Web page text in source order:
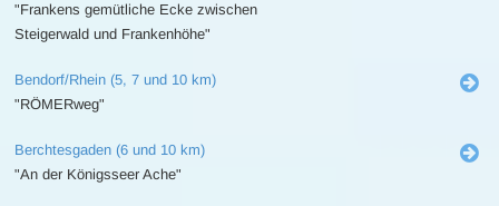
"Frankens gemütliche Ecke zwischen
Steigerwald und Frankenhöhe"
Bendorf/Rhein (5, 7 und 10 km)
"RÖMERweg"
Berchtesgaden (6 und 10 km)
"An der Königsseer Ache"